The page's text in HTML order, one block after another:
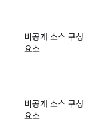
비공개 소스 구성
요소
비공개 소스 구성
요소